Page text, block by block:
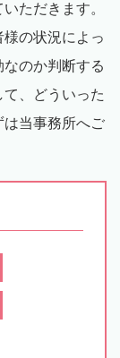
ただきます。
の状況によっ
のか判断する
、どういった
は当事務所へご